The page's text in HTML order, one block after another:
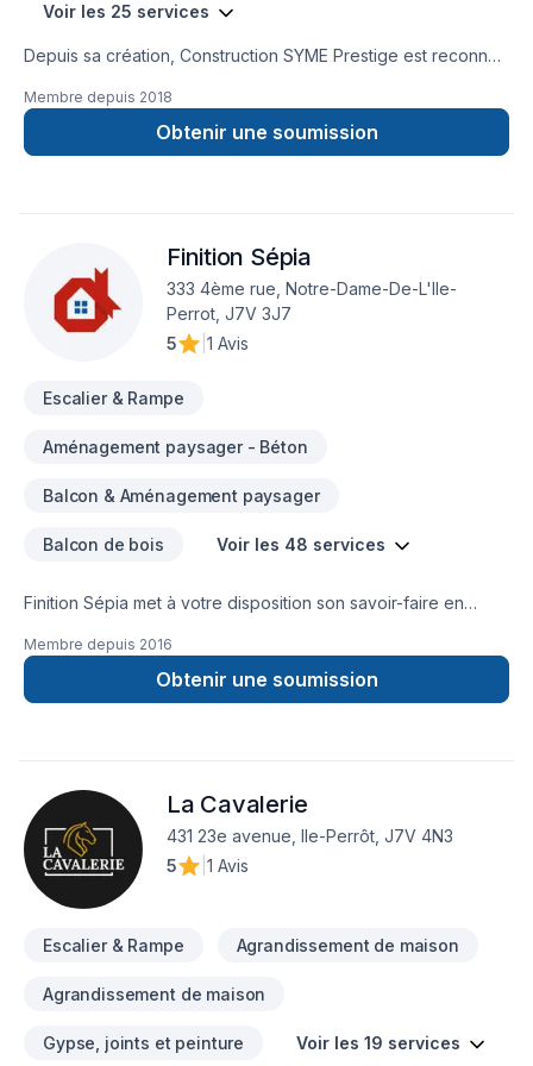
Voir les 25 services
Depuis sa création, Construction SYME Prestige est reconnu
Commercial, Cuisine, Démolition, Escalier et rampe, Garage,
Gypse, Isolation mur, Isolation sous-sol, Plancher, Rénovation
générale, Salle de bain, Sous-sol, Tirage de joint. Nous
de confiance avec nos clients. Demandez votre soumission
personnalisée et démarrez votre projet en toute confiance.
Membre depuis 2018
Obtenir une soumission
Finition Sépia
333 4ème rue, Notre-Dame-De-L'Ile-
Perrot, J7V 3J7
5
1 Avis
Escalier & Rampe
Aménagement paysager - Béton
Balcon & Aménagement paysager
Balcon de bois Voir les 48 services
Finition Sépia met à votre disposition son savoir-faire en
Carrelage, Clôture, Crépis, Cuisine, Démolition, Escalier et
rampe, Fissures, Foyer et poêle, Gypse, Insonorisation,
Isolation, Isolation entre-toît, Isolation mur, Isolation sous-sol,
espaces à Eastern Ontario,Laval,Montérégie,Montréal. Nous
croyons en l'importance d'une approche personnalisée,
adaptée à chaque client, pour garantir des résultats au-delà
de vos attentes. Parlons de votre projet aujourd'hui et
voyons comment nous pouvons vous aider.
Membre depuis 2016
Obtenir une soumission
La Cavalerie
431 23e avenue, Ile-Perrôt, J7V 4N3
5
1 Avis
Escalier & Rampe Agrandissement de maison
Agrandissement de maison
Gypse, joints et peinture Voir les 19 services